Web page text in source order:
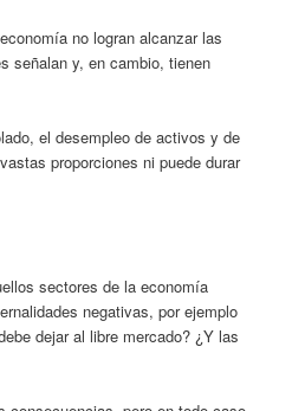
no logran alcanzar las
señalan y, en cambio, tienen
el desempleo de activos y de
proporciones ni puede durar
sectores de la economía
negativas, por ejemplo
dejar al libre mercado? ¿Y las